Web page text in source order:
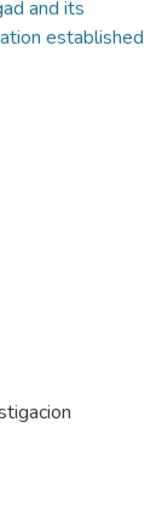
and its
established